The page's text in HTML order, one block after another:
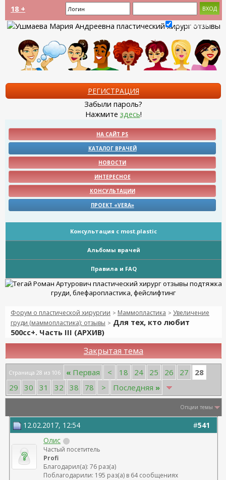
18 +
Запомнить?
РЕГИСТРАЦИЯ
Забыли пароль?
Нажмите здесь!
НА САЙТ PS
КАТАЛОГ ВРАЧЕЙ
НОВОСТИ
ИНТЕРЕСНОЕ
КОНСУЛЬТАЦИИ
ПРОЕКТ «VERA»
Консультация с most.plastic
Альбомы врачей
Правила и FAQ
Форум о пластической хирургии > Маммопластика > Увеличение
груди (маммопластика): отзывы > Для тех, кто любит
500сс+. Часть III (АРХИВ)
Закрытая тема
Страница 28 из 106 « Первая < 18 24 25 26 27
28
29
30 31 32 38 78 > Последняя »
Опции темы
#541
12.02.2017, 12:54
Олис
Частый посетитель
Profi
Благодарил(а): 76 раз(а)
Поблагодарили: 195 раз(а) в 64 сообщениях